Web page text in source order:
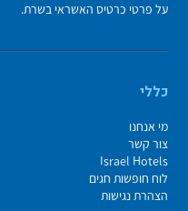
על פרטי כרטיס האשראי בשרת.
כללי
מי אנחנו
צור קשר
Israel Hotels
לוח חופשות חגים
הצהרת נגישות